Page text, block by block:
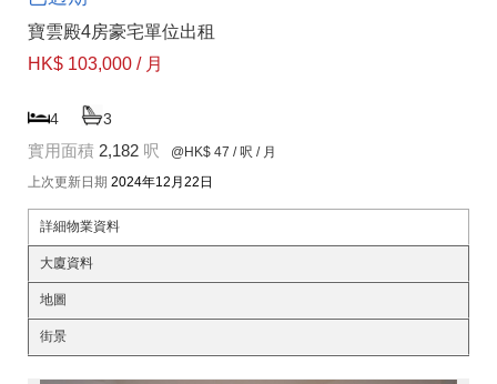
寶雲殿4房豪宅單位出租
HK$ 103,000 / 月
4 3
實用面積 2,182 呎 @HK$ 47 / 呎 / 月
上次更新日期 2024年12月22日
詳細物業資料
大廈資料
地圖
街景